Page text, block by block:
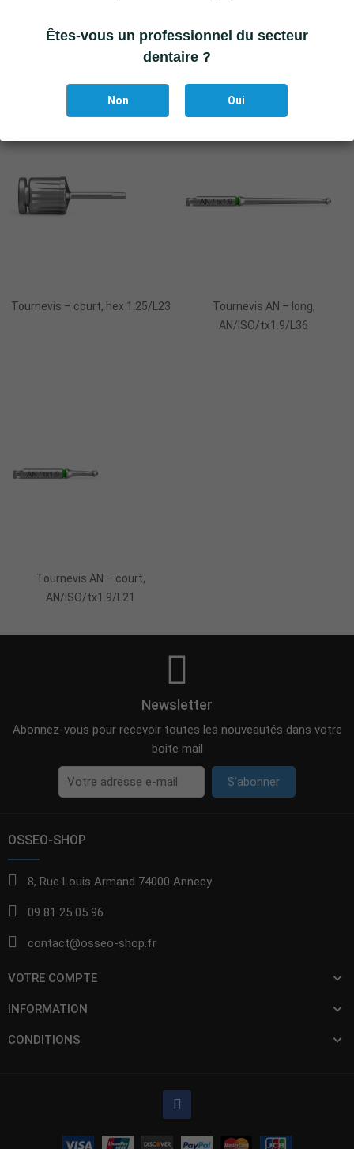
Tournevis AN – moyen,
Tournevis – long, hex 1.25/L32
Tournevis – court, hex 1.25/L23
Tournevis AN – long,
AN/ISO/tx1.9/L36
Tournevis AN – court,
AN/ISO/tx1.9/L21
Êtes-vous un professionnel du secteur
dentaire ?
Non Oui
Newsletter
Abonnez-vous pour recevoir toutes les nouveautés dans votre
boite mail
S’abonner
OSSEO-SHOP
8, Rue Louis Armand 74000 Annecy
09 81 25 05 96
contact@osseo-shop.fr
VOTRE COMPTE
INFORMATION
CONDITIONS